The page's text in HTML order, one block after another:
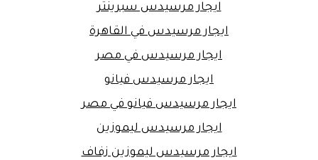
ايجار مرسيدس سبرينتر
ايجار مرسيدس في القاهرة
ايجار مرسيدس في مصر
ايجار مرسيدس فيانو
ايجار مرسيدس فيانو في مصر
ايجار مرسيدس ليموزين
ايجار مرسيدس ليموزين زفاف